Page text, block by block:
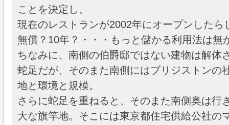
ことを決定し、
現在のレストランが2002年にオープンしたら
無償？10年？・・・もっと儲かる利用法は無
ちなみに、南側の伯爵邸ではない建物は解体
蛇足だが、そのまた南側にはブリジストンの
地と環境と規模。
さらに蛇足を重ねると、そのまた南側奥は行
大な旗竿地。そこには東京都住宅供給公社の